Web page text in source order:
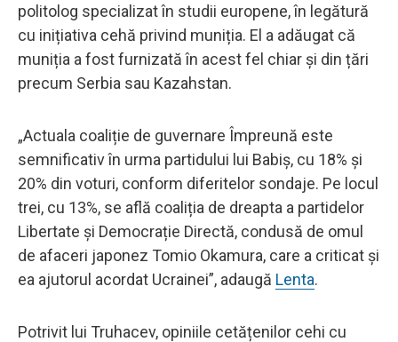
politolog specializat în studii europene, în legătură
cu inițiativa cehă privind muniția. El a adăugat că
muniția a fost furnizată în acest fel chiar și din țări
precum Serbia sau Kazahstan.
„Actuala coaliție de guvernare Împreună este
semnificativ în urma partidului lui Babiș, cu 18% și
20% din voturi, conform diferitelor sondaje. Pe locul
trei, cu 13%, se află coaliția de dreapta a partidelor
Libertate și Democrație Directă, condusă de omul
de afaceri japonez Tomio Okamura, care a criticat și
ea ajutorul acordat Ucrainei”, adaugă Lenta.
Potrivit lui Truhacev, opiniile cetățenilor cehi cu